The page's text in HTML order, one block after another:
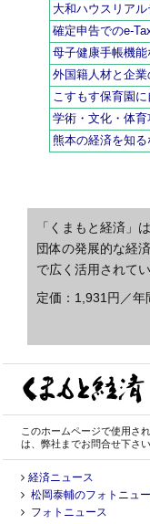
大和ハウスリア
確定申告でのe-
母子健康手帳機
外国籍人材と企
こすもす保育園
学術・文化・体
熊本の経済を知
「くまもと経済」
団体の発展的な経
で広く活用されてい
定価：1,931円／
このホームページで使用さ
は、弊社までお問合せ下さい
経済ニュース
松岡泰輔のフォトニュ
フォトニュース